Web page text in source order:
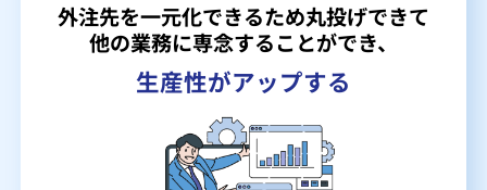
外注先を一元化できるため丸投げできて
他の業務に専念することができ、
生産性がアップする